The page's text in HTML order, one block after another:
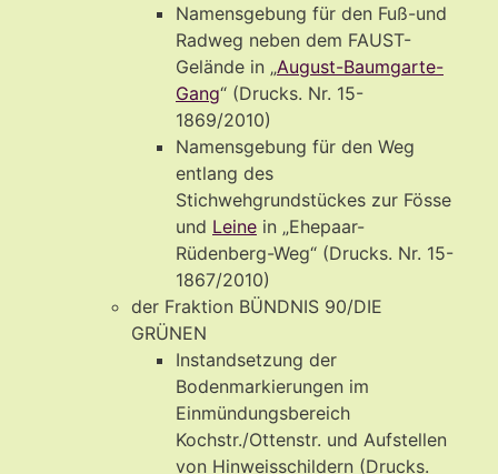
Namensgebung für den Fuß-und
Radweg neben dem FAUST-
Gelände in „August-Baumgarte-
Gang“ (Drucks. Nr. 15-
1869/2010)
Namensgebung für den Weg
entlang des
Stichwehgrundstückes zur Fösse
und Leine in „Ehepaar-
Rüdenberg-Weg“ (Drucks. Nr. 15-
1867/2010)
der Fraktion BÜNDNIS 90/DIE
GRÜNEN
Instandsetzung der
Bodenmarkierungen im
Einmündungsbereich
Kochstr./Ottenstr. und Aufstellen
von Hinweisschildern (Drucks.